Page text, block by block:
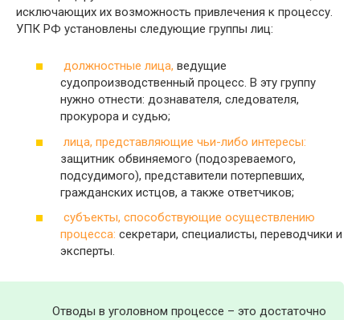
исключающих их возможность привлечения к процессу.
УПК РФ установлены следующие группы лиц:
должностные лица, ведущие
судопроизводственный процесс. В эту группу
нужно отнести: дознавателя, следователя,
прокурора и судью;
лица, представляющие чьи-либо интересы:
защитник обвиняемого (подозреваемого,
подсудимого), представители потерпевших,
гражданских истцов, а также ответчиков;
субъекты, способствующие осуществлению
процесса: секретари, специалисты, переводчики и
эксперты.
Отводы в уголовном процессе – это достаточно